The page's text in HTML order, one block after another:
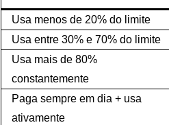
Usa menos de 20% do limite
Usa entre 30% e 70% do limite
Usa mais de 80%
constantemente
Paga sempre em dia + usa
ativamente